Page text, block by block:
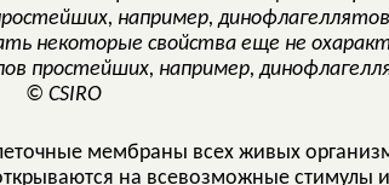
некоторые свойства еще не
простейших, например,
© CSIRO
мембраны всех живых
на всевозможные стимулы